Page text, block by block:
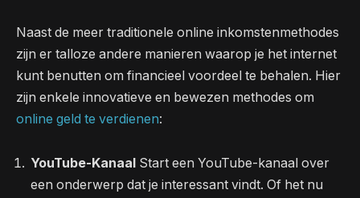
Naast de meer traditionele online inkomstenmethodes
zijn er talloze andere manieren waarop je het internet
kunt benutten om financieel voordeel te behalen. Hier
zijn enkele innovatieve en bewezen methodes om
online geld te verdienen:
YouTube-Kanaal Start een YouTube-kanaal over
een onderwerp dat je interessant vindt. Of het nu